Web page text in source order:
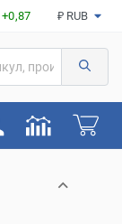
+0,87 ₽ RUB